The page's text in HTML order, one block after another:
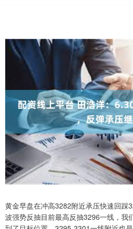
黄金早盘在冲高3282附近承压快速回踩
波强势反抽目前最高反抽3296一线，我